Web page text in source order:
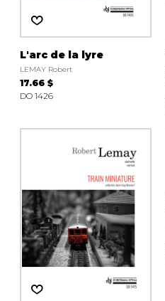
L'arc de la lyre
LEMAY Robert
17.66 $
DO 1426